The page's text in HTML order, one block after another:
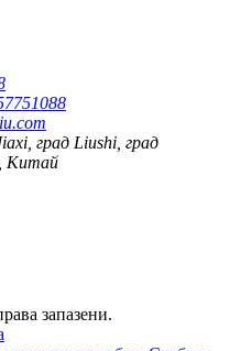
град Liushi, град
Китай
запазени.